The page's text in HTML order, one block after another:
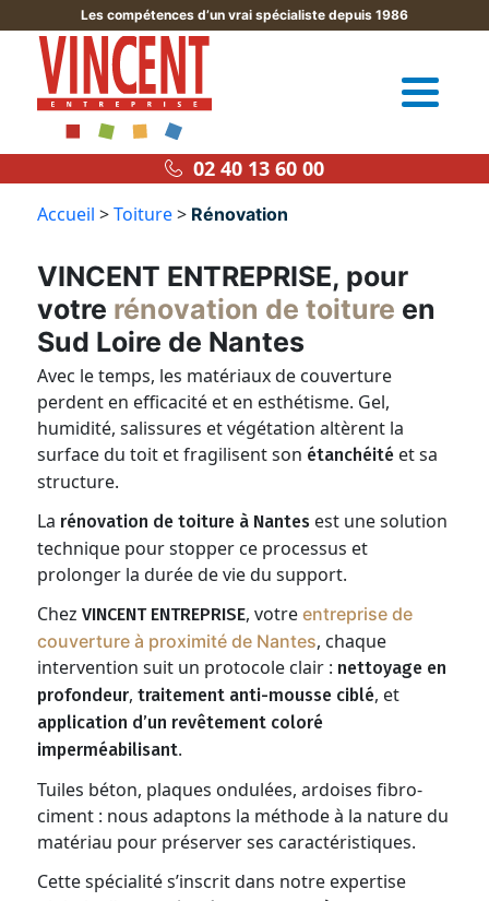
Les compétences d’un vrai spécialiste depuis 1986
02 40 13 60 00
Accueil >Toiture> Rénovation
VINCENT ENTREPRISE, pour
votre rénovation de toiture en
Sud Loire de Nantes
Avec le temps, les matériaux de couverture
perdent en efficacité et en esthétisme. Gel,
humidité, salissures et végétation altèrent la
surface du toit et fragilisent son étanchéité et sa
structure.
La rénovation de toiture à Nantes est une solution
technique pour stopper ce processus et
prolonger la durée de vie du support.
ChezVINCENT ENTREPRISE, votreentreprise de
couverture à proximité de Nantes, chaque
intervention suit un protocole clair : nettoyage en
profondeur,traitement anti-mousse ciblé, et
application d’un revêtement coloré
imperméabilisant.
Tuiles béton, plaques ondulées, ardoises fibro-
ciment : nous adaptons la méthode à la nature du
matériau pour préserver ses caractéristiques.
Cette spécialité s’inscrit dans notre expertise